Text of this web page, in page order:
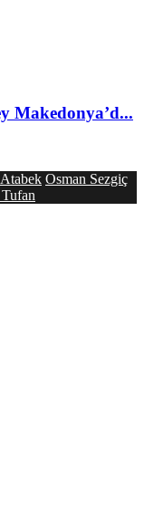
Makedonya’d...
Osman Sezgiç